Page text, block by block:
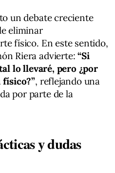
un debate creciente
eliminar
físico. En este sentido,
Riera advierte:“Si
lo llevaré, pero ¿por
, reflejando una
por parte de la
y dudas